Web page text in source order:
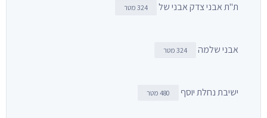
ת"ת אבני צדק אבני של 324 מטר
אבני שלמה 324 מטר
ישיבת נחלת יוסף 480 מטר